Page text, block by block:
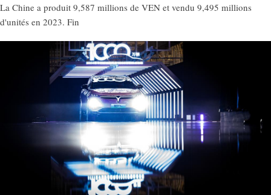
La Chine a produit 9,587 millions de VEN et vendu 9,495 millions
d'unités en 2023. Fin